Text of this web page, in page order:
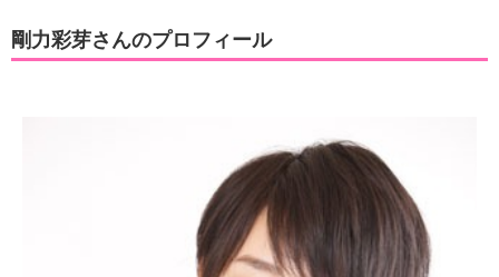
剛力彩芽さんのプロフィール